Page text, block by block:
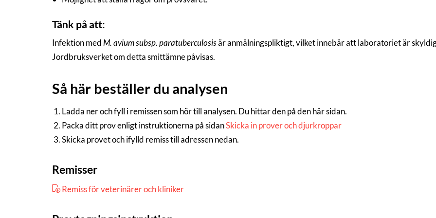
Tänk på att:
Infektion med M. avium subsp. paratuberculosisär anmälningspliktigt, vilket innebär att laboratoriet är
Jordbruksverket om detta smittämne påvisas.
Så här beställer du analysen
Ladda ner och fyll i remissen som hör till analysen. Du hittar den på den här sidan.
Packa ditt prov enligt instruktionerna på sidanSkicka in prover och djurkroppar
Skicka provet och ifylld remiss till adressen nedan.
Remisser
Remiss för veterinärer och kliniker